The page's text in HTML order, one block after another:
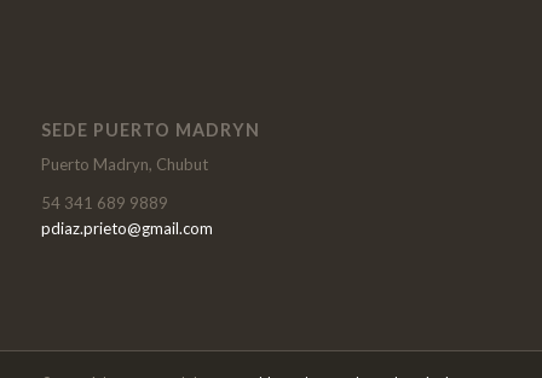
SEDE PUERTO MADRYN
Puerto Madryn, Chubut
54 341 689 9889
pdiaz.prieto@gmail.com